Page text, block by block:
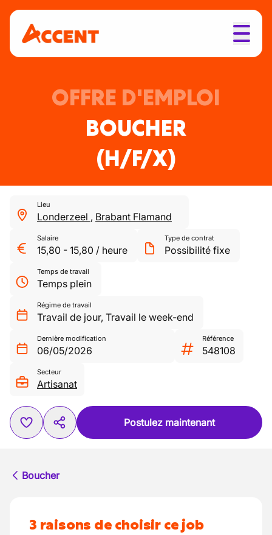
OFFRE D'EMPLOI
BOUCHER
(H/F/X)
Lieu
Londerzeel , Brabant Flamand
Salaire
15,80 - 15,80 / heure
Type de contrat
Possibilité fixe
Temps de travail
Temps plein
Régime de travail
Travail de jour, Travail le week-end
Dernière modification
06/05/2026
Référence
548108
Secteur
Artisanat
Postulez maintenant
Boucher
3 raisons de choisir ce job